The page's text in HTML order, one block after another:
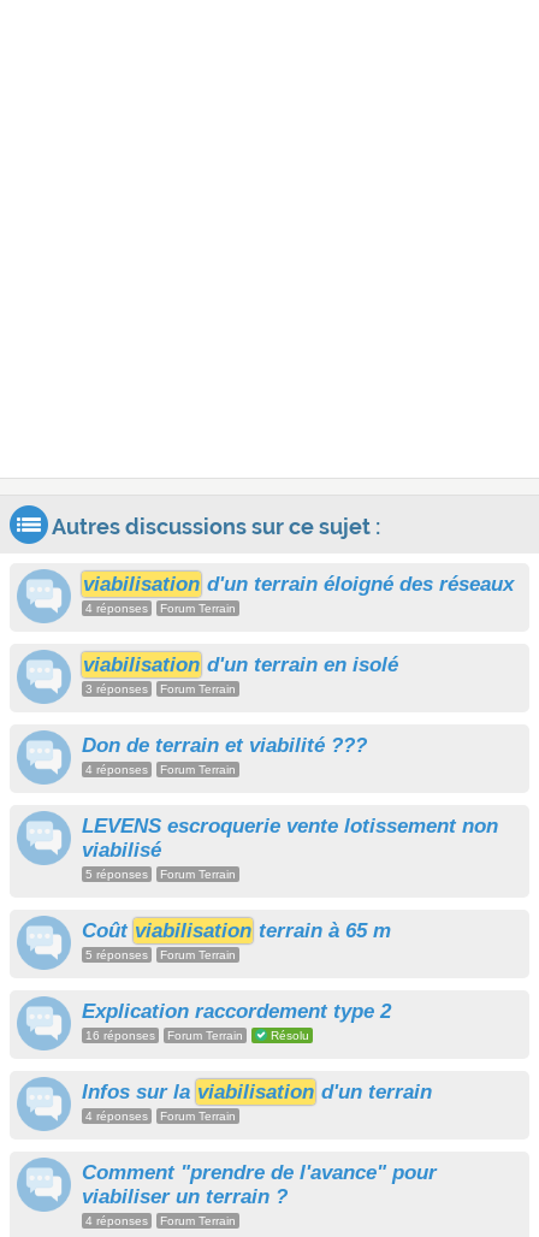
Autres discussions sur ce sujet :
viabilisation d'un terrain éloigné des réseaux
4 réponses Forum Terrain
viabilisation d'un terrain en isolé
3 réponses Forum Terrain
Don de terrain et viabilité ???
4 réponses Forum Terrain
LEVENS escroquerie vente lotissement non
viabilisé
5 réponses Forum Terrain
Coût viabilisation terrain à 65 m
5 réponses Forum Terrain
Explication raccordement type 2
16 réponses Forum Terrain Résolu
Infos sur la viabilisation d'un terrain
4 réponses Forum Terrain
Comment "prendre de l'avance" pour
viabiliser un terrain ?
4 réponses Forum Terrain